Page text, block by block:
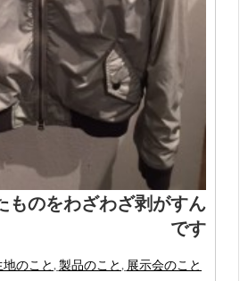
ものをわざわざ剥がすん
です
地のこと,製品のこと, 展示会のこと